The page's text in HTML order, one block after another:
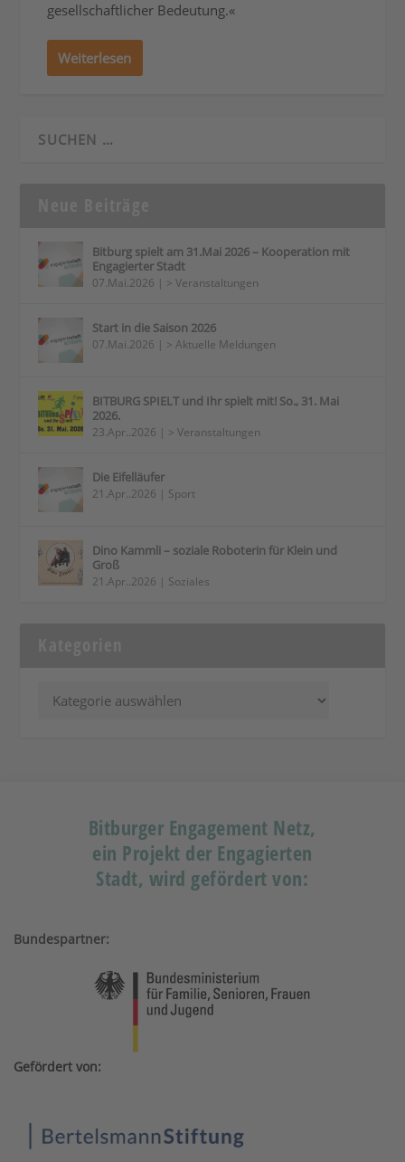
gesellschaftlicher Bedeutung.«
Weiterlesen
Bitburg spielt am 31.Mai 2026 – Kooperation mit
Engagierter Stadt
07.Mai.2026 | > Veranstaltungen
Start in die Saison 2026
07.Mai.2026 | > Aktuelle Meldungen
BITBURG SPIELT und Ihr spielt mit! So., 31. Mai
2026.
23.Apr..2026 | > Veranstaltungen
Die Eifelläufer
21.Apr..2026 | Sport
Dino Kammli – soziale Roboterin für Klein und
Groß
21.Apr..2026 | Soziales
Bitburger Engagement Netz,
ein Projekt der Engagierten
Stadt, wird gefördert von:
Bundespartner:
Gefördert von: